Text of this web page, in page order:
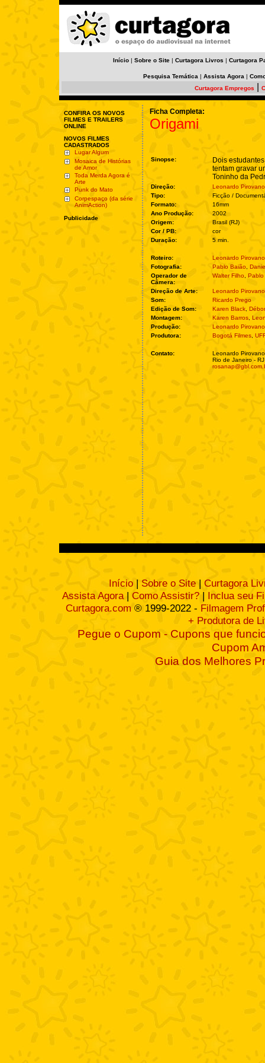
Início | Sobre o Site | Curtagora Livros | Curtagora
Pesquisa Temática | Assista Agora |
Curtagora Empregos
CONFIRA OS NOVOS
FILMES E TRAILERS
ONLINE
NOVOS FILMES
CADASTRADOS
Lugar Algum
Mosaica de Histórias
de Amor
Toda Merda Agora é
Arte
Punk do Mato
Corpespaço (da série
AnimAction)
Publicidade
Ficha Completa:
Origami
Sinopse:
Dois
tentam gravar
Toninho da
Direção:
Leonardo Pirovano
Tipo:
Ficção /
Formato:
16mm
Ano Produção:
2002
Origem:
Brasil (RJ)
Cor / PB:
cor
Duração:
5 min.
Roteiro:
Leonardo Pirovano
Fotografia:
Pablo Baião
Operador de
Câmera:
Walter Filho Pablo
Direção de Arte:
Leonardo Pirovano
Som:
Ricardo Prego
Edição de Som:
Karen Black
Montagem:
Karen Barros
Produção:
Leonardo Pirovano
Produtora:
Bogotá Filmes
Contato:
Leonardo Pirovano
Rio de Janeiro - RJ
Início | Sobre o Site | Curtagora
Assista Agora| Como Assistir? | Inclua seu
Curtagora.com ® 1999-2022 - Filmagem
+ Produtora de
Pegue o Cupom - Cupons que
Cupom
Guia dos Melhores